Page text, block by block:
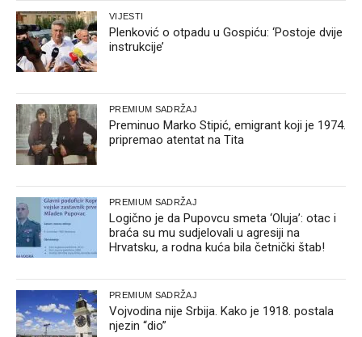
VIJESTI
Plenković o otpadu u Gospiću: ‘Postoje dvije
instrukcije’
PREMIUM SADRŽAJ
Preminuo Marko Stipić, emigrant koji je 1974.
pripremao atentat na Tita
PREMIUM SADRŽAJ
Logično je da Pupovcu smeta ‘Oluja’: otac i
braća su mu sudjelovali u agresiji na
Hrvatsku, a rodna kuća bila četnički štab!
PREMIUM SADRŽAJ
Vojvodina nije Srbija. Kako je 1918. postala
njezin “dio”